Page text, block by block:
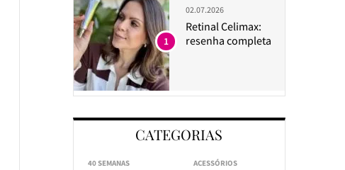
02.07.2026
Retinal Celimax:
resenha completa
1
CATEGORIAS
40 SEMANAS
ACESSÓRIOS